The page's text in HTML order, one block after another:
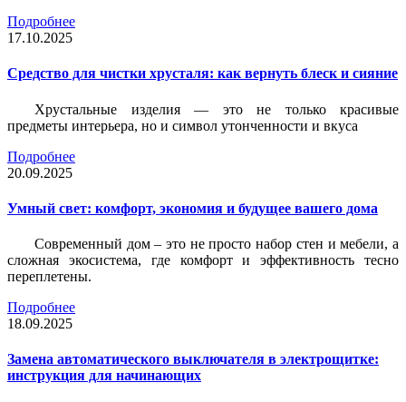
Подробнее
17.10.2025
Средство для чистки хрусталя: как вернуть блеск и сияние
Хрустальные изделия — это не только красивые
предметы интерьера, но и символ утонченности и вкуса
Подробнее
20.09.2025
Умный свет: комфорт, экономия и будущее вашего дома
Современный дом – это не просто набор стен и мебели, а
сложная экосистема, где комфорт и эффективность тесно
переплетены.
Подробнее
18.09.2025
Замена автоматического выключателя в электрощитке:
инструкция для начинающих